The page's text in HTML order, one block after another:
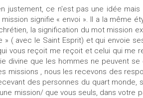
justement, ce n'est pas une idée
signifie « envoi ». II a la même
la signification du mot mission
» ( avec le Saint Esprit) et qui envoie
vous reçoit me reçoit et celui qui me
divine que les hommes ne peuvent
missions , nous les recevons des
des personnes du quart
mission/ que vous seuls, dans